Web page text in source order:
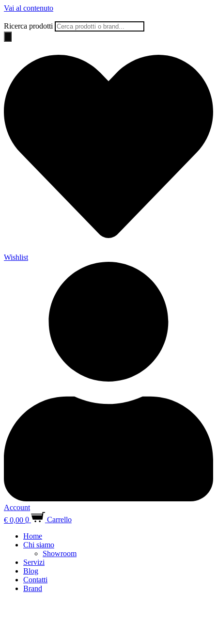
Vai al contenuto
Ricerca prodotti
Wishlist
Account
€ 0,00 0
Carrello
Home
Chi siamo
Showroom
Servizi
Blog
Contatti
Brand